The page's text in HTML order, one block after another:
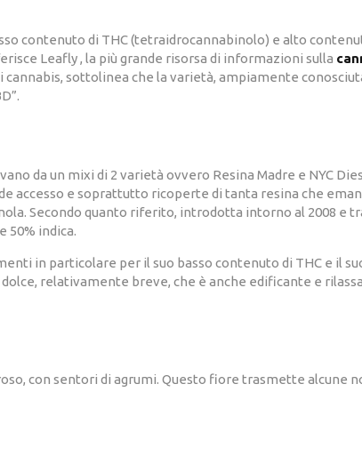
contenuto di THC (tetraidrocannabinolo) e alto
Leafly , la più grande risorsa di informazioni sulla
sottolinea che la varietà, ampiamente
da un mixi di 2 varietà ovvero Resina Madre e NYC
e soprattutto ricoperte di tanta resina che
Secondo quanto riferito, introdotta intorno al 2008 e
50% indica.
in particolare per il suo basso contenuto di THC e il
relativamente breve, che è anche edificante e
con sentori di agrumi. Questo fiore trasmette alcune